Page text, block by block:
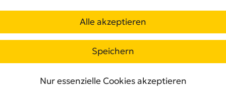
integrierte „Emergency-Funktion“. Mit ihr lässt
evakuieren, werden Einsatzfahrzeuge
Fahrzeuge gesperrt. All das ist in Echzeit über
ein wichtiger Beitrag zur Absicherung der
Alle akzeptieren
Speichern
Nur essenzielle Cookies akzeptieren